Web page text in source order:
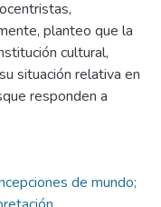
planteo que la
cultural,
situación relativa en
responden a
de mundo;